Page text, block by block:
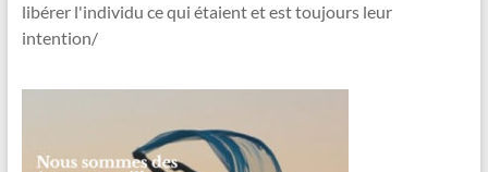
libérer l'individu ce qui étaient et est toujours leur
intention/